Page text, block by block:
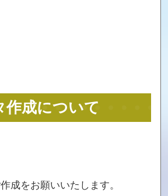
作成について
成をお願いいたします。